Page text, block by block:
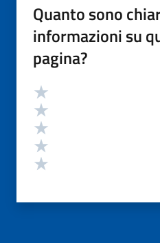
Quanto sono
informazioni su
pagina?
Valutazione